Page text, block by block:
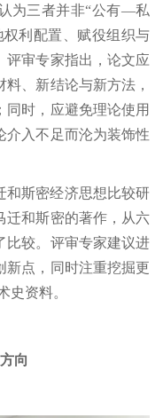
为三者并非“公有—私
利配置、赋役组织与
评审专家指出，论文应
、新结论与新方法，
同时，应避免理论使用
介入不足而沦为装饰性
和斯密经济思想比较研
迁和斯密的著作，从六
比较。评审专家建议进
新点，同时注重挖掘更
史资料。
向